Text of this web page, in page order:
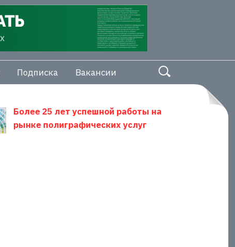
Подписка Вакансии
Более 25 лет успешной работы на
рынке полиграфических услуг